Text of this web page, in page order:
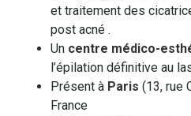
et traitement des
post acné .
Un centre médico-
l’épilation définitive au
Présent à Paris (13, rue
France